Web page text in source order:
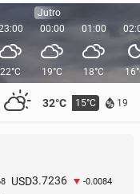
32°C 15°C 19
22°C
Jutro
00:00
19°C
01:00
18°C
USD3.7236 -0.0084